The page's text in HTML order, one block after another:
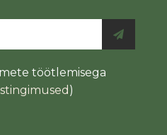
töötlemisega
)